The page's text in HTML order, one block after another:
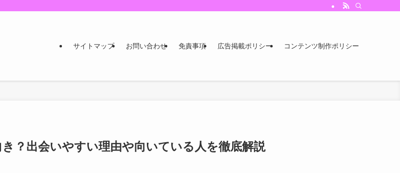
サイトマップ お問い合わせ 免責事項 広告掲載ポリシー コンテンツ制作ポリシー
？出会いやすい理由や向いている人を徹底解説